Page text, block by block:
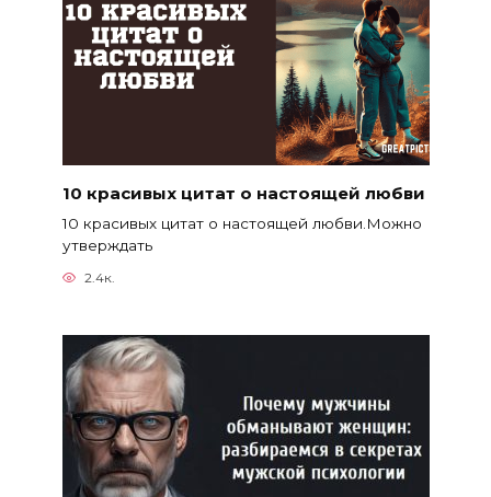
10 красивых цитат о настоящей любви
10 красивых цитат о настоящей любви.Можно
утверждать
2.4к.